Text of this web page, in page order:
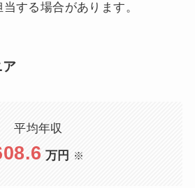
する場合があります。
ア
平均年収
万円 ※